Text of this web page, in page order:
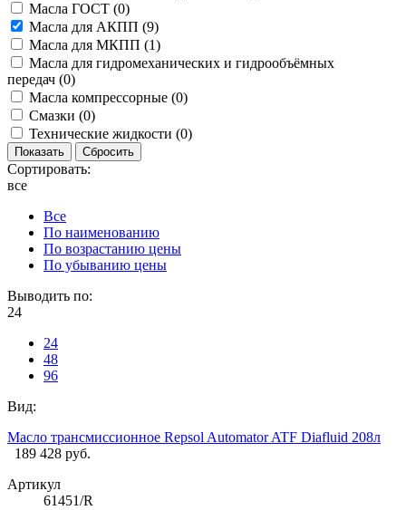
Масла ГОСТ (0)
Масла для АКПП (9)
Масла для МКПП (1)
Масла для гидромеханических и гидрообъёмных
передач (0)
Масла компрессорные (0)
Смазки (0)
Технические жидкости (0)
Сортировать:
все
Все
По наименованию
По возрастанию цены
По убыванию цены
Выводить по:
24
24
48
96
Вид:
Масло трансмиссионное Repsol Automator ATF Diafluid 208л
189 428 руб.
Артикул
61451/R